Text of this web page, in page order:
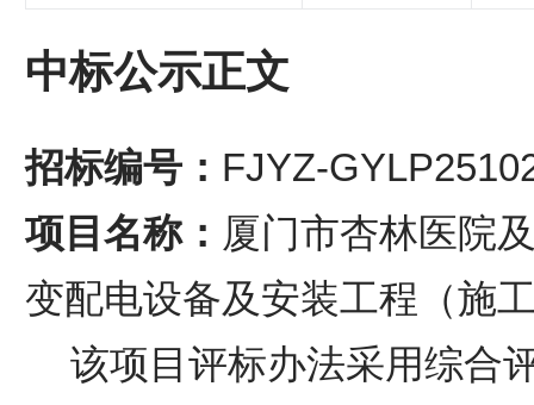
中标公示正文
招标编号： FJYZ-
项目名称： 厦门市杏林医院
变配电设备及安装工程（施
该项目评标办法采用综合